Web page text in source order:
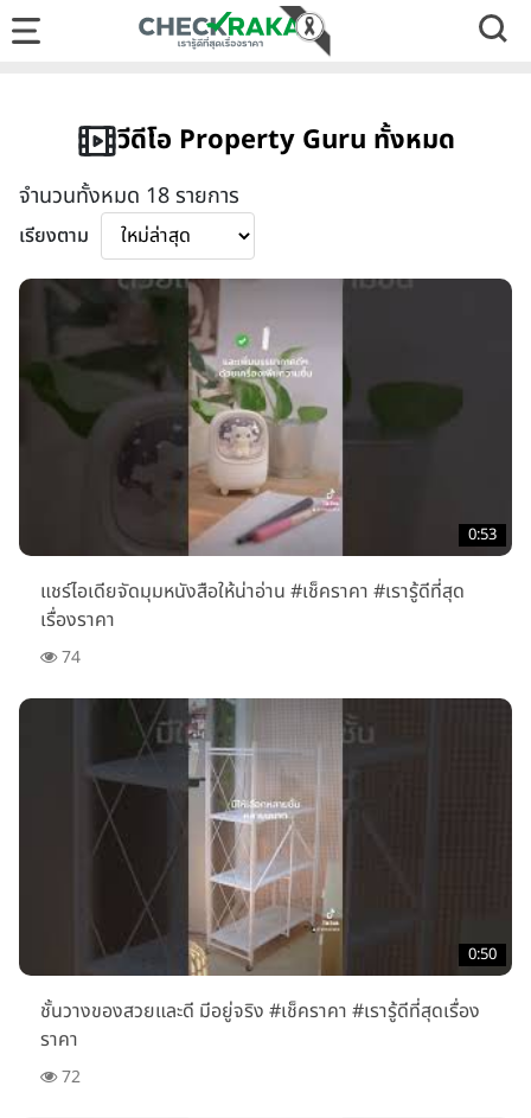
วีดีโอ Property Guru ทั้งหมด
จำนวนทั้งหมด 18 รายการ
เรียงตาม
0:53
แชร์ไอเดียจัดมุมหนังสือให้น่าอ่าน #เช็คราคา #เรารู้ดีที่สุด
เรื่องราคา
74
0:50
ชั้นวางของสวยและดี มีอยู่จริง #เช็คราคา #เรารู้ดีที่สุดเรื่อง
ราคา
72